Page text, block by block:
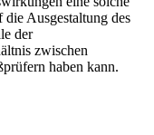
Ausgestaltung des
der
zwischen
haben kann.